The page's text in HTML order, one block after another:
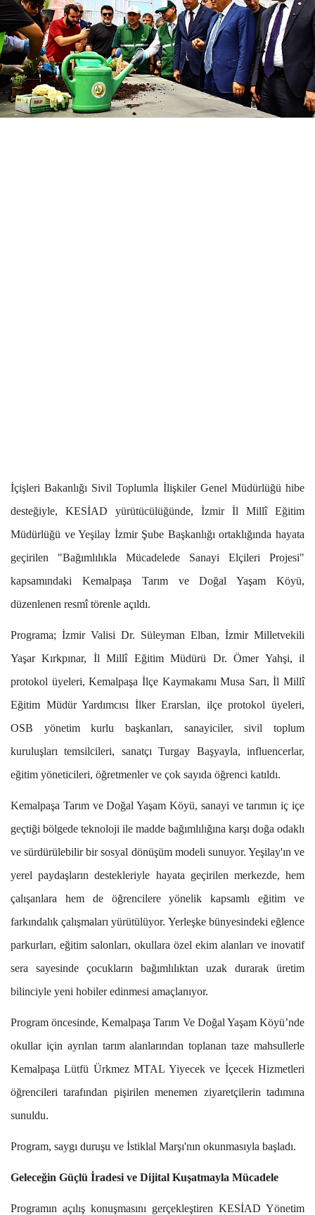
İçişleri Bakanlığı Sivil Toplumla İlişkiler Genel Müdürlüğü hibe
desteğiyle, KESİAD yürütücülüğünde, İzmir İl Millî Eğitim
Müdürlüğü ve Yeşilay İzmir Şube Başkanlığı ortaklığında hayata
geçirilen "Bağımlılıkla Mücadelede Sanayi Elçileri Projesi"
kapsamındaki Kemalpaşa Tarım ve Doğal Yaşam Köyü,
düzenlenen resmî törenle açıldı.
Programa; İzmir Valisi Dr. Süleyman Elban, İzmir Milletvekili
Yaşar Kırkpınar, İl Millî Eğitim Müdürü Dr. Ömer Yahşi, il
protokol üyeleri, Kemalpaşa İlçe Kaymakamı Musa Sarı, İl Millî
Eğitim Müdür Yardımcısı İlker Erarslan, ilçe protokol üyeleri,
OSB yönetim kurlu başkanları, sanayiciler, sivil toplum
kuruluşları temsilcileri, sanatçı Turgay Başyayla, influencerlar,
eğitim yöneticileri, öğretmenler ve çok sayıda öğrenci katıldı.
Kemalpaşa Tarım ve Doğal Yaşam Köyü, sanayi ve tarımın iç içe
geçtiği bölgede teknoloji ile madde bağımlılığına karşı doğa odaklı
ve sürdürülebilir bir sosyal dönüşüm modeli sunuyor. Yeşilay'ın ve
yerel paydaşların destekleriyle hayata geçirilen merkezde, hem
çalışanlara hem de öğrencilere yönelik kapsamlı eğitim ve
farkındalık çalışmaları yürütülüyor. Yerleşke bünyesindeki eğlence
parkurları, eğitim salonları, okullara özel ekim alanları ve inovatif
sera sayesinde çocukların bağımlılıktan uzak durarak üretim
bilinciyle yeni hobiler edinmesi amaçlanıyor.
Program öncesinde, Kemalpaşa Tarım Ve Doğal Yaşam Köyü’nde
okullar için ayrılan tarım alanlarından toplanan taze mahsullerle
Kemalpaşa Lütfü Ürkmez MTAL Yiyecek ve İçecek Hizmetleri
öğrencileri tarafından pişirilen menemen ziyaretçilerin tadımına
sunuldu.
Program, saygı duruşu ve İstiklal Marşı'nın okunmasıyla başladı.
Geleceğin Güçlü İradesi ve Dijital Kuşatmayla Mücadele
Programın açılış konuşmasını gerçekleştiren KESİAD Yönetim